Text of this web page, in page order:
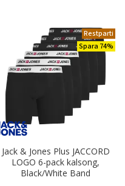
Restparti
Spara 74%
Jack & Jones Plus JACCORD
LOGO 6-pack kalsong,
Black/White Band